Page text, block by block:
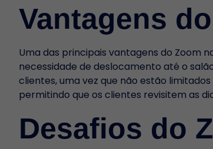
Vantagens
Uma das principais vantagens do Zoom
necessidade de deslocamento até o
clientes, uma vez que não estão
permitindo que os clientes revisitem as
Desafios do